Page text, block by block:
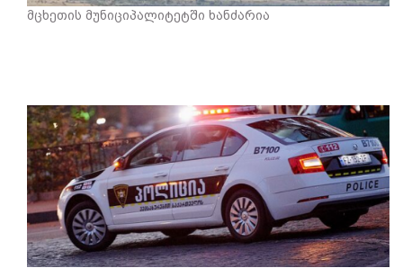
მცხეთის მუნიციპალიტეტში ხანძარია